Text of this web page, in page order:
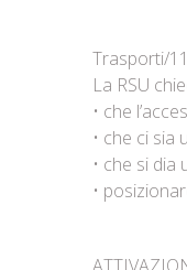
Trasporti/
La RSU
• che
• che ci sia
• che si
•